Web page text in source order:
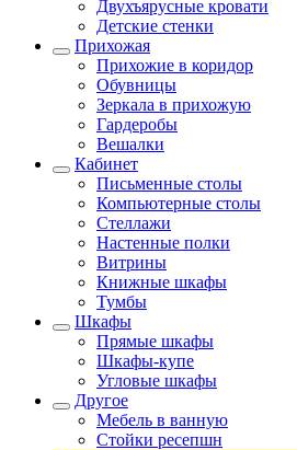
Двухъярусные кровати
Детские стенки
Прихожая
Прихожие в коридор
Обувницы
Зеркала в прихожую
Гардеробы
Вешалки
Кабинет
Письменные столы
Компьютерные столы
Стеллажи
Настенные полки
Витрины
Книжные шкафы
Тумбы
Шкафы
Прямые шкафы
Шкафы-купе
Угловые шкафы
Другое
Мебель в ванную
Стойки ресепшн